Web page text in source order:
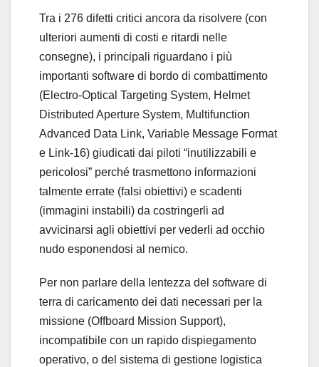
Tra i 276 difetti critici ancora da risolvere (con
ulteriori aumenti di costi e ritardi nelle
consegne), i principali riguardano i più
importanti software di bordo di combattimento
(Electro-Optical Targeting System, Helmet
Distributed Aperture System, Multifunction
Advanced Data Link, Variable Message Format
e Link-16) giudicati dai piloti “inutilizzabili e
pericolosi” perché trasmettono informazioni
talmente errate (falsi obiettivi) e scadenti
(immagini instabili) da costringerli ad
avvicinarsi agli obiettivi per vederli ad occhio
nudo esponendosi al nemico.
Per non parlare della lentezza del software di
terra di caricamento dei dati necessari per la
missione (Offboard Mission Support),
incompatibile con un rapido dispiegamento
operativo, o del sistema di gestione logistica